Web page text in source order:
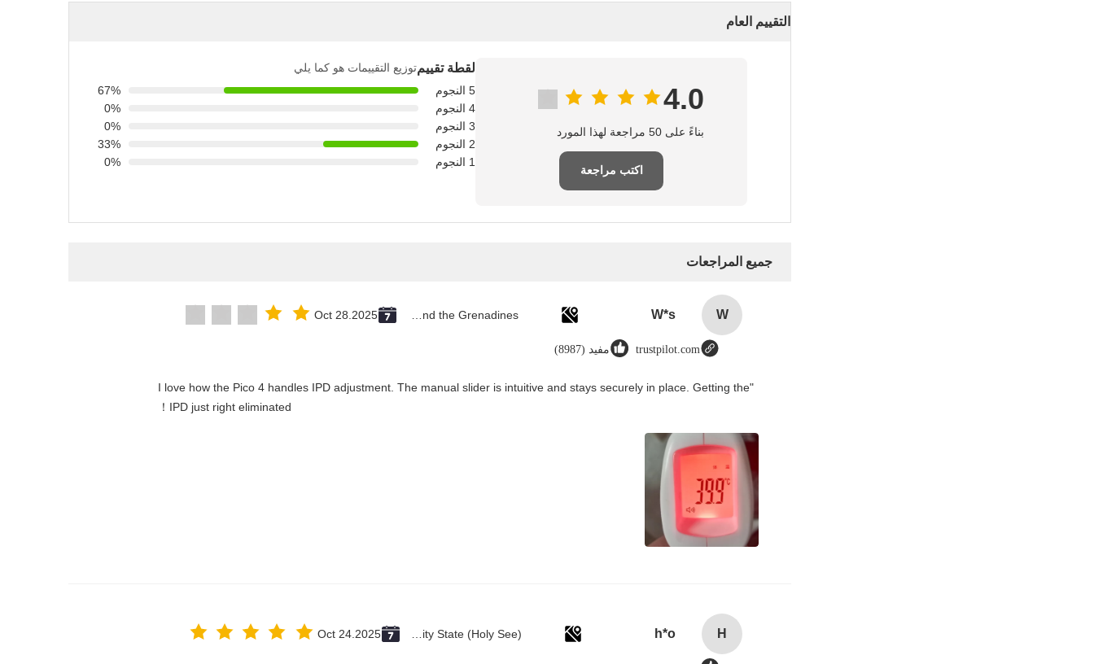
التقييم العام
4.0
بناءً على 50 مراجعة لهذا المورد
اكتب مراجعة
لقطة تقييمتوزيع التقييمات هو كما يلي
5 النجوم
67%
4 النجوم
0%
3 النجوم
0%
2 النجوم
33%
1 النجوم
0%
جميع المراجعات
W
W*s
Oct 28.2025
trustpilot.com مفيد (8987)
"I love how the Pico 4 handles IPD adjustment. The manual slider is intuitive and stays securely in place. Getting the
IPD just right eliminated！
H
h*o
Oct 24.2025